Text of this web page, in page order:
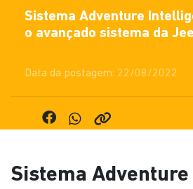
Sistema Adventure
o avançado sistema da
Data da postagem: 22/08/2022
Sistema Adventure